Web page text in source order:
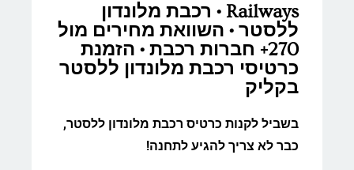
Railways • רכבת מלונדון
ללסטר • השוואת מחירים מול
270+ חברות רכבת • הזמנת
כרטיסי רכבת מלונדון ללסטר
בקליק
בשביל לקנות כרטיס רכבת מלונדון ללסטר,
כבר לא צריך להגיע לתחנה!